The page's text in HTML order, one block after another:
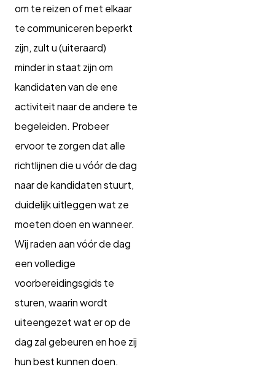
om te reizen of met elkaar
te communiceren beperkt
zijn, zult u (uiteraard)
minder in staat zijn om
kandidaten van de ene
activiteit naar de andere te
begeleiden. Probeer
ervoor te zorgen dat alle
richtlijnen die u vóór de dag
naar de kandidaten stuurt,
duidelijk uitleggen wat ze
moeten doen en wanneer.
Wij raden aan vóór de dag
een volledige
voorbereidingsgids te
sturen, waarin wordt
uiteengezet wat er op de
dag zal gebeuren en hoe zij
hun best kunnen doen.